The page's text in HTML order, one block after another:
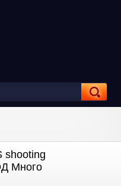
shooting
Много